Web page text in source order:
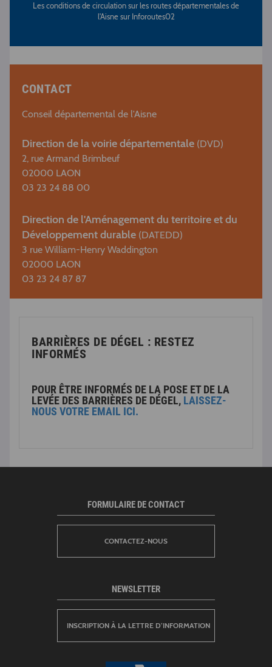
Les conditions de circulation sur les routes départementales de
l'Aisne sur Inforoutes02
CONTACT
Conseil départemental de l'Aisne
Direction de la voirie départementale (DVD)
2, rue Armand Brimbeuf
02000 LAON
03 23 24 88 00
Direction de l'Aménagement du territoire et du
Développement durable (DATEDD)
3 rue William-Henry Waddington
02000 LAON
03 23 24 87 87
BARRIÈRES DE DÉGEL : RESTEZ
INFORMÉS
POUR ÊTRE INFORMÉS DE LA POSE ET DE LA
LEVÉE DES BARRIÈRES DE DÉGEL, LAISSEZ-
NOUS VOTRE EMAIL ICI.
FORMULAIRE DE CONTACT
CONTACTEZ-NOUS
NEWSLETTER
INSCRIPTION À LA LETTRE D’INFORMATION